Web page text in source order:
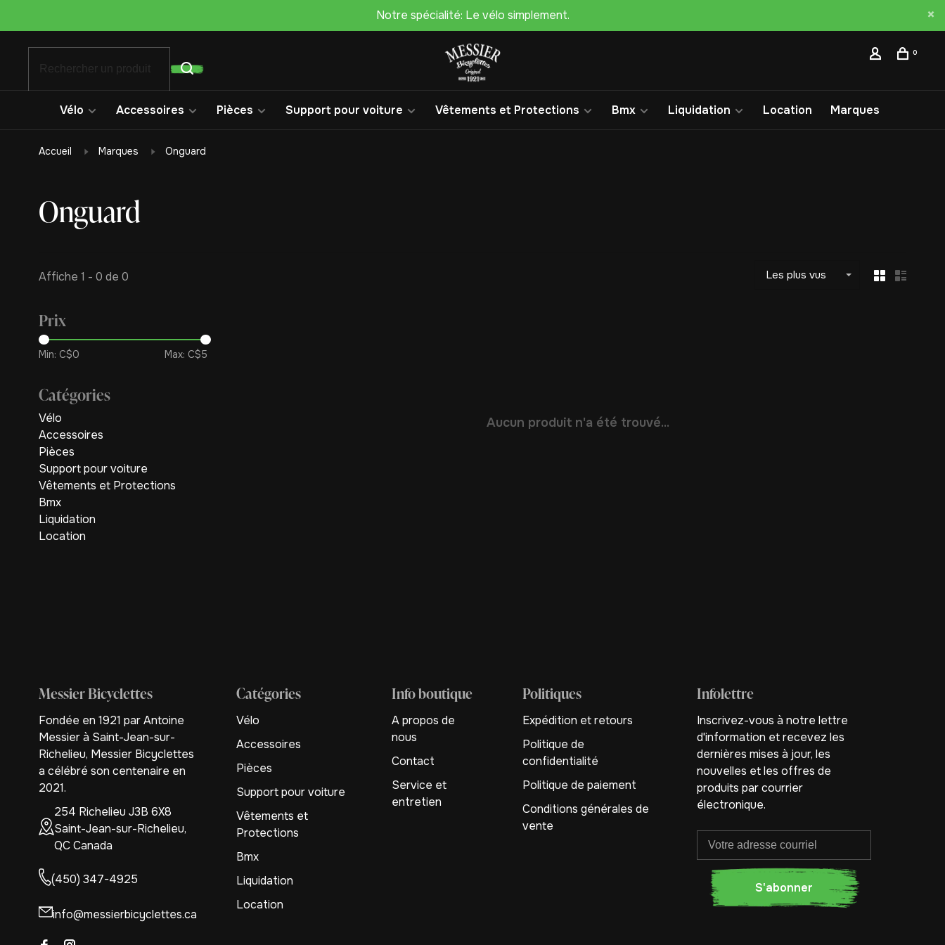
Notre spécialité: Le vélo simplement.
0
Vélo Accessoires Pièces Support pour voiture Vêtements et Protections Bmx Liquidation Location Marques
Accueil Marques Onguard
Onguard
Affiche 1 - 0 de 0 Les plus vus
Prix
Min: C$0 Max: C$5
Catégories
Vélo
Accessoires
Pièces
Support pour voiture
Vêtements et Protections
Bmx
Liquidation
Location
Aucun produit n'a été trouvé...
Messier Bicyclettes
Fondée en 1921 par Antoine
Messier à Saint-Jean-sur-
Richelieu, Messier Bicyclettes
a célébré son centenaire en
2021.
254 Richelieu J3B 6X8
Saint-Jean-sur-Richelieu,
QC Canada
(450) 347-4925
info@messierbicyclettes.ca
Catégories
Vélo
Accessoires
Pièces
Support pour voiture
Vêtements et
Protections
Bmx
Liquidation
Location
Info boutique
A propos de
nous
Contact
Service et
entretien
Politiques
Expédition et retours
Politique de
confidentialité
Politique de paiement
Conditions générales de
vente
Infolettre
Inscrivez-vous à notre lettre
d'information et recevez les
dernières mises à jour, les
nouvelles et les offres de
produits par courrier
électronique.
S'abonner